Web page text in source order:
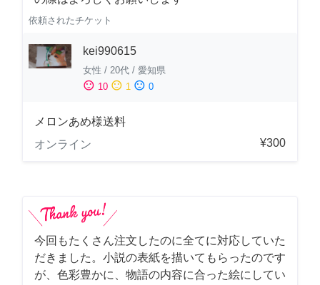
依頼されたチケット
kei990615
女性 / 20代 / 愛知県
sentiment_satisfied 10 sentiment_neutral 1 sentiment_dissatisfied 0
メロンあめ様送料
オンライン
¥300
今回もたくさん注文したのに全てに対応していた
だきました。小説の表紙を描いてもらったのです
が、色彩豊かに、物語の内容に合った絵にしてい